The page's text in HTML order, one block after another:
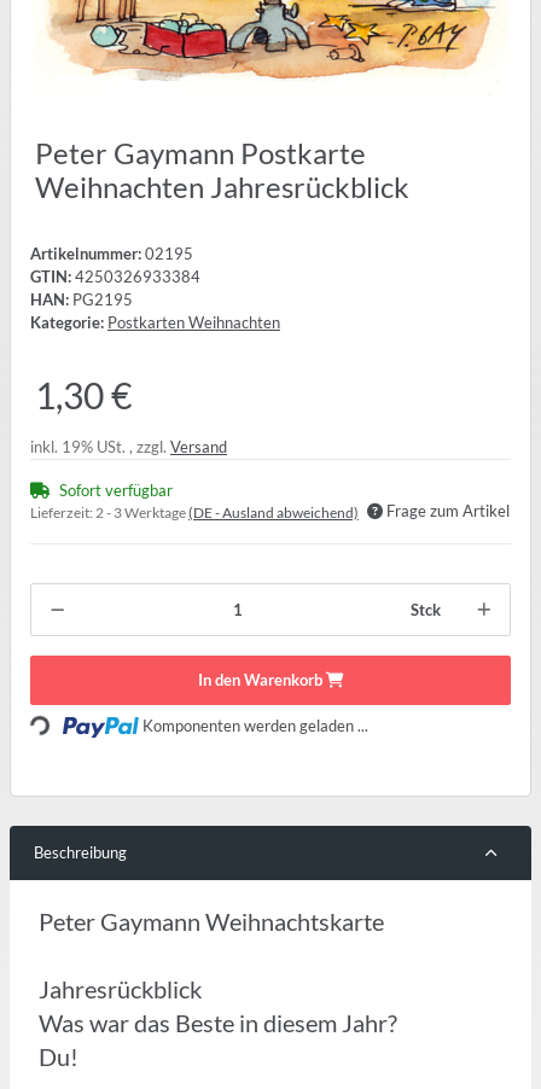
Peter Gaymann Postkarte
Weihnachten Jahresrückblick
Artikelnummer:02195
GTIN:4250326933384
HAN: PG2195
Kategorie: Postkarten Weihnachten
1,30 €
inkl. 19% USt. , zzgl. Versand
Sofort verfügbar
Lieferzeit: 2 - 3 Werktage(DE - Ausland abweichend) Frage zum Artikel
Stck
In den Warenkorb
Loading... Komponenten werden geladen ...
Beschreibung
Peter Gaymann Weihnachtskarte
Jahresrückblick
Was war das Beste in diesem Jahr?
Du!